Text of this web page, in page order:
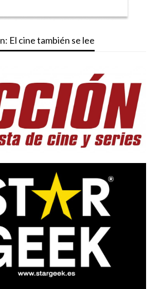
El cine también se lee